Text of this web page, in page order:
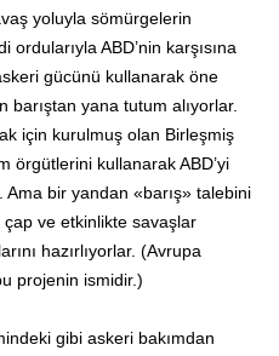
yoluyla sömürgelerin
ordularıyla ABD’nin karşısına
gücünü kullanarak öne
yana tutum alıyorlar.
için kurulmuş olan Birleşmiş
örgütlerini kullanarak ABD’yi
Ama bir yandan «barış» talebini
ve etkinlikte savaşlar
hazırlıyorlar. (Avrupa
projenin ismidir.)
gibi askeri bakımdan